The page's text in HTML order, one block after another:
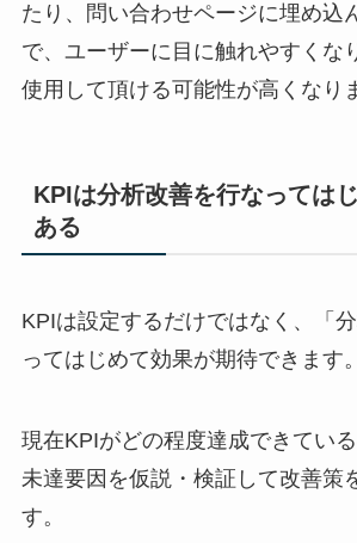
たり、問い合わせページに埋め込
で、ユーザーに目に触れやすくな
使用して頂ける可能性が高くなり
KPIは分析改善を行なっては
ある
KPIは設定するだけではなく、「
ってはじめて効果が期待できます。
現在KPIがどの程度達成できてい
未達要因を仮説・検証して改善策
す。